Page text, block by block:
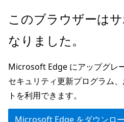
メ
ン
ン
テ
ン
ツ
ペ
ジ
ナ
ビ
ゲ
ー
このブラウザーは
なりました。
Microsoft Edge にアップグレ
セキュリティ更新プログラム
トを利用できます。
Microsoft Edge をダウンロ